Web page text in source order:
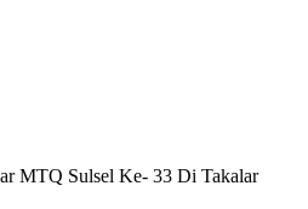
MTQ Sulsel Ke- 33 Di Takalar